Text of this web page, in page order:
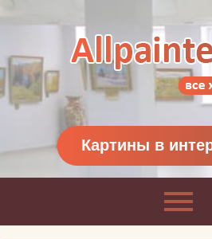
Картины классиков
и современников
Картины в